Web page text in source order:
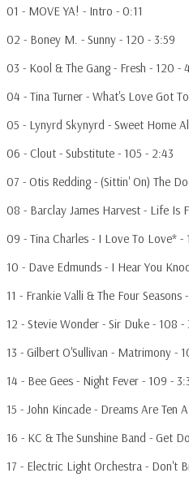
01 - MOVE YA! - Intro - 0:11
02 - Boney M. - Sunny - 120 - 3:59
03 - Kool & The Gang - Fresh - 120 -
04 - Tina Turner - What's Love Got
05 - Lynyrd Skynyrd - Sweet Home
06 - Clout - Substitute - 105 - 2:43
07 - Otis Redding - (Sittin' On) The
08 - Barclay James Harvest - Life Is
09 - Tina Charles - I Love To Love* -
10 - Dave Edmunds - I Hear You
11 - Frankie Valli & The Four
12 - Stevie Wonder - Sir Duke - 108 -
13 - Gilbert O'Sullivan - Matrimony -
14 - Bee Gees - Night Fever - 109 -
15 - John Kincade - Dreams Are Ten
16 - KC & The Sunshine Band - Get
17 - Electric Light Orchestra - Don't